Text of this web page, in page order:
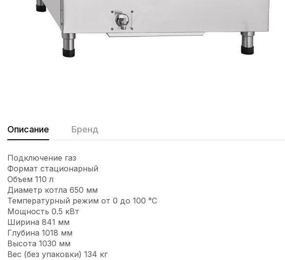
Описание Бренд
Подключение газ
Формат стационарный
Объем 110 л
Диаметр котла 650 мм
Температурный режим от 0 до 100 °C
Мощность 0.5 кВт
Ширина 841 мм
Глубина 1018 мм
Высота 1030 мм
Вес (без упаковки) 134 кг